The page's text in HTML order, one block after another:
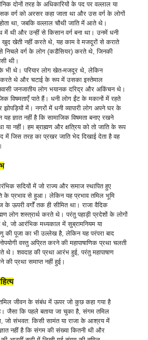
दोनों तरह के अधिकारियों के पद पर वल्लाल या
वर्ग को अरसर कहा जाता था और उस वर्ग के लोगों
था, जबकि वल्लाल चौथी जाति में आते थे।
में थी और उन्हीं से किसान वर्ग बना था। उनमें धनी
खुद खेती नहीं करते थे, यह काम वे मजदूरों से कराते
वर्ग के लोग (कडैसियर) करते थे, जिनकी
थी।
भी थे। परियार लोग खेत-मजदूर थे, लेकिन
करते थे और चटाई के रूप में उसका इस्तेमाल
जनजातीय लोग भयानक दरिद्र और अकिंचन थे।
विषमताएँ पाते हैं। धनी लोग ईंट के मकानों में रहते
में। नगरों में धनी व्यापारी लोग अपने घर के
ज्ञात नहीं है कि सामाजिक विषमता बनाए रखने
या नहीं। हम ब्राह्मण और क्षत्रिय को तो जाति के रूप
में जिस तरह का प्रखर जाति भेद दिखाई देता है वह
सदियों में जो राज्य और समाज स्थापित हुए
के प्रभाव से हुआ। लेकिन यह प्रभाव तमिल भूमि
ऊपरी वर्गों तक ही सीमित था। राजा वैदिक
लोग शस्त्रार्थ करते थे। परंतु पहाड़ी प्रदेशों के लोगों
जो आरंभिक मध्यकाल में सुब्रामनियम या
की पूजा का भी उल्लेख है, लेकिन यह परंपरा बाद
वस्तु अप्रित करने की महापाषाणिक प्रथा चलती
थे। शवदाह की प्रथा आरंभ हुई, परंतु महापाषाण
प्रथा समाप्त नहीं हुई।
जीवन के संबंध में ऊपर जो कुछ कहा गया है
जैसा कि पहले बताया जा चुका है, संगम तमिल
जो संभवत: किसी सामंत या राजा के आश्रय में
नहीं है कि संगम की संख्या कितनी थी और